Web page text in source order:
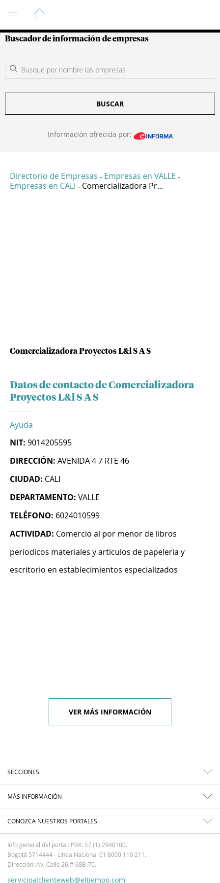
Guía de Empresas Colombianas
Buscador de información de empresas
BUSCAR
Información ofrecida por:
Directorio de Empresas - Empresas en VALLE -
Empresas en CALI - Comercializadora Pr...
Comercializadora Proyectos L&l S A S
Datos de contacto de Comercializadora
Proyectos L&l S A S
Ayuda
NIT: 9014205595
DIRECCIÓN: AVENIDA 4 7 RTE 46
CIUDAD: CALI
DEPARTAMENTO: VALLE
TELÉFONO: 6024010599
ACTIVIDAD: Comercio al por menor de libros
periodicos materiales y articulos de papeleria y
escritorio en establecimientos especializados
VER MÁS INFORMACIÓN
SECCIONES
MÁS INFORMACIÓN
CONOZCA NUESTROS PORTALES
Info general del portal: PBX: 57 (1) 2940100.
Bogotá 5714444 - Línea Nacional 01 8000 110 211.
Dirección: Av. Calle 26 # 68B-70.
servicioalclienteweb@eltiempo.com